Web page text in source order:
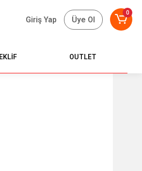
Giriş Yap Üye Ol
0
OUTLET